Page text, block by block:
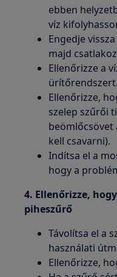
ebben
víz
Engedje
majd
Ellenőrizze a
ürítőrendszert.
Ellenőrizze,
szelep szűrői
beömlőcsövet
kell csavarni).
Indítsa el a
hogy a
4. Ellenőrizze,
piheszűrő
Távolítsa el a
használati
Ellenőrizze,